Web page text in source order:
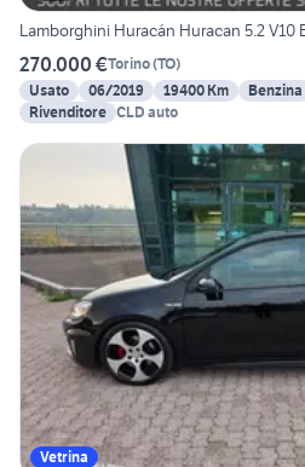
Lamborghini Huracán Huracan 5.2 V10
270.000 €Torino(TO)
Usato
06/2019 19400 Km Benzina
Rivenditore CLD auto
Vetrina